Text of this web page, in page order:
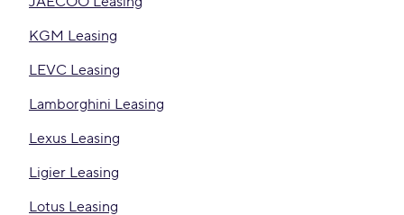
KGM Leasing
LEVC Leasing
Lamborghini Leasing
Lexus Leasing
Ligier Leasing
Lotus Leasing